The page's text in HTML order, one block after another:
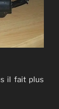
il fait plus